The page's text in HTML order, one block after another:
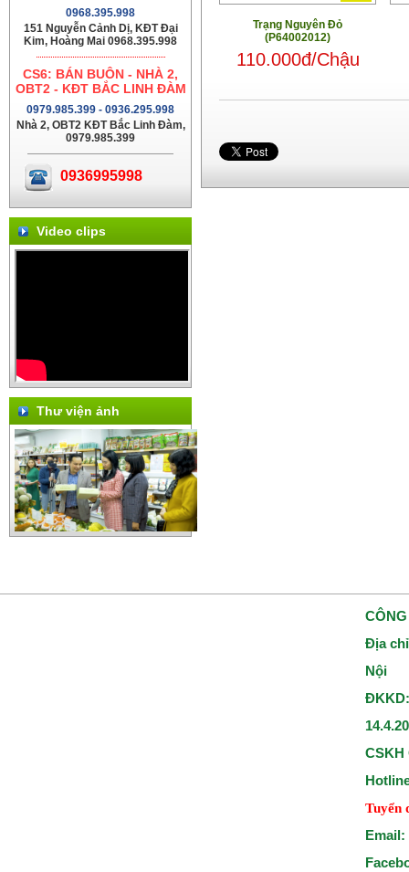
0968.395.998
151 Nguyễn Cảnh Dị, KĐT Đại
Kim, Hoàng Mai 0968.395.998
CS6: BÁN BUÔN - NHÀ 2,
OBT2 - KĐT BẮC LINH ĐÀM
0979.985.399 - 0936.295.998
Nhà 2, OBT2 KĐT Bắc Linh Đàm,
0979.985.399
0936995998
Video clips
Thư viện ảnh
Trạng Nguyên Đỏ
(P64002012)
110.000đ/Chậu
Địa
Nội
CSKH
Tuyển
Email: